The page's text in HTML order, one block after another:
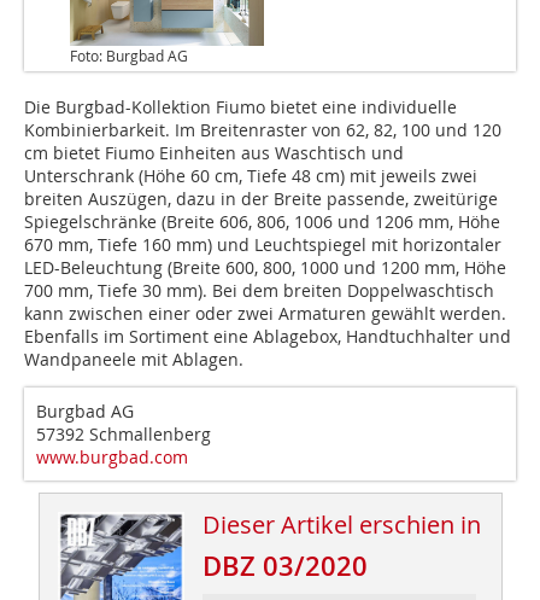
Foto: Burgbad AG
Die Burgbad-Kollektion Fiumo bietet eine individuelle
Kombinierbarkeit. Im Breitenraster von 62, 82, 100 und 120
cm bietet Fiumo Einheiten aus Waschtisch und
Unterschrank (Höhe 60 cm, Tiefe 48 cm) mit jeweils zwei
breiten Auszügen, dazu in der Breite passende, zweitürige
Spiegelschränke (Breite 606, 806, 1006 und 1206 mm, Höhe
670 mm, Tiefe 160 mm) und Leuchtspiegel mit horizontaler
LED-Beleuchtung (Breite 600, 800, 1000 und 1200 mm, Höhe
700 mm, Tiefe 30 mm). Bei dem breiten Doppelwaschtisch
kann zwischen einer oder zwei Armaturen gewählt werden.
Ebenfalls im Sortiment eine Ablagebox, Handtuchhalter und
Wandpaneele mit Ablagen.
Burgbad AG
57392 Schmallenberg
www.burgbad.com
Dieser Artikel erschien in
DBZ 03/2020